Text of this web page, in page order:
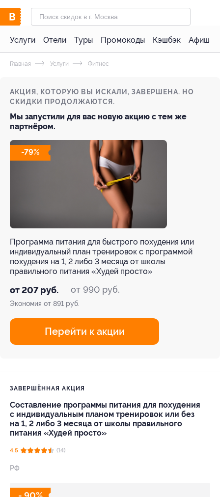
Услуги Отели Туры Промокоды Кэшбэк Афиша
Главная Услуги Фитнес
АКЦИЯ, КОТОРУЮ ВЫ ИСКАЛИ, ЗАВЕРШЕНА. НО
СКИДКИ ПРОДОЛЖАЮТСЯ.
Мы запустили для вас новую акцию с тем же
партнёром.
-79%
Программа питания для быстрого похудения или
индивидуальный план тренировок с программой
похудения на 1, 2 либо 3 месяца от школы
правильного питания «Худей просто»
от 207 руб. от 990 руб.
Экономия от 891 руб.
Перейти к акции
ЗАВЕРШЁННАЯ АКЦИЯ
Составление программы питания для похудения
с индивидуальным планом тренировок или без
на 1, 2 либо 3 месяца от школы правильного
питания «Худей просто»
4.5 (14)
РФ